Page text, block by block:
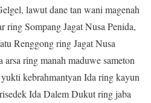
lawut dane tan wani magenah
ring Sompang Jagat Nusa Penida,
Renggong ring Jagat Nusa
ring manah maduwe sameton
kebrahmantyan Ida ring kayun
Ida Dalem Dukut ring jaba